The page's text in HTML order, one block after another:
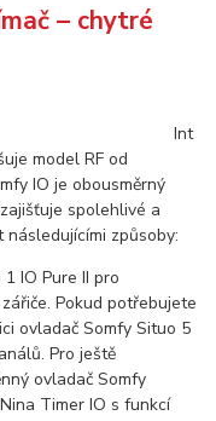
– chytré
Int
model RF od
IO je obousměrný
spolehlivé a
způsoby:
IO Pure II pro
Pokud potřebujete
ovladač Somfy Situo 5
Pro ještě
ovladač Somfy
Timer IO s funkcí